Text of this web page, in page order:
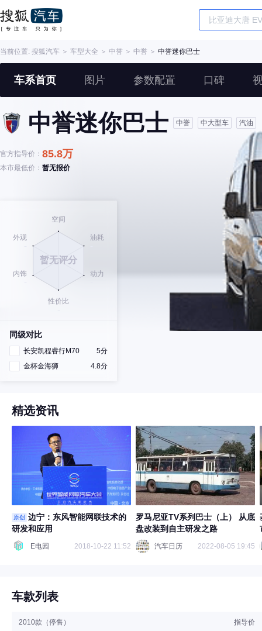
当前位置: 搜狐汽车 ＞ 车型大全 ＞ 中誉 ＞ 中誉 ＞ 中誉迷你巴士
车系首页 图片 参数配置 口碑
中誉迷你巴士 中誉 中大型车 汽油
官方指导价： 85.8万
本市最低价： 暂无报价
同级对比
长安凯程睿行M70
5分
金杯金海狮
4.8分
精选资讯
原创
边宁：东风智能网联技术的
研发和应用
E电园 2018-10-22 11:52
罗马尼亚TV系列巴士（上） 从底
盘改装到自主研发之路
汽车日历 2022-08-05 19:45
车款列表
2010款（停售） 指导价